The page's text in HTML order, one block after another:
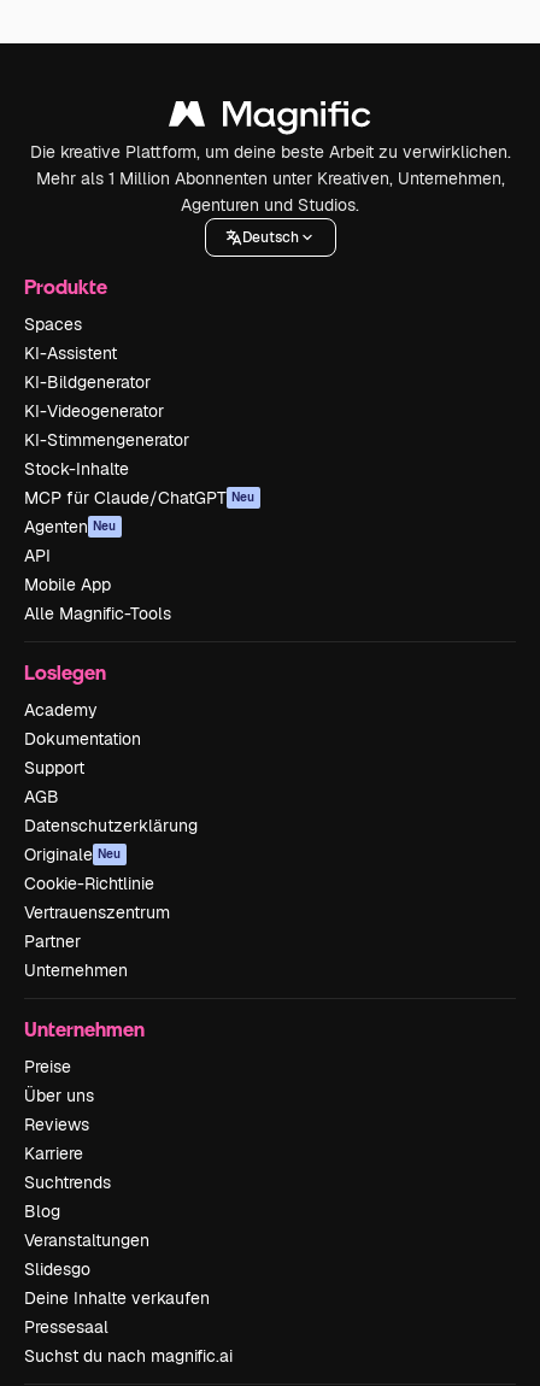
Die kreative Plattform, um deine beste Arbeit zu verwirklichen.
Mehr als 1 Million Abonnenten unter Kreativen, Unternehmen,
Agenturen und Studios.
Deutsch
Produkte
Spaces
KI-Assistent
KI-Bildgenerator
KI-Videogenerator
KI-Stimmengenerator
Stock-Inhalte
MCP für Claude/ChatGPT Neu
Agenten Neu
API
Mobile App
Alle Magnific-Tools
Loslegen
Academy
Dokumentation
Support
AGB
Datenschutzerklärung
Originale Neu
Cookie-Richtlinie
Vertrauenszentrum
Partner
Unternehmen
Unternehmen
Preise
Über uns
Reviews
Karriere
Suchtrends
Blog
Veranstaltungen
Slidesgo
Deine Inhalte verkaufen
Pressesaal
Suchst du nach magnific.ai